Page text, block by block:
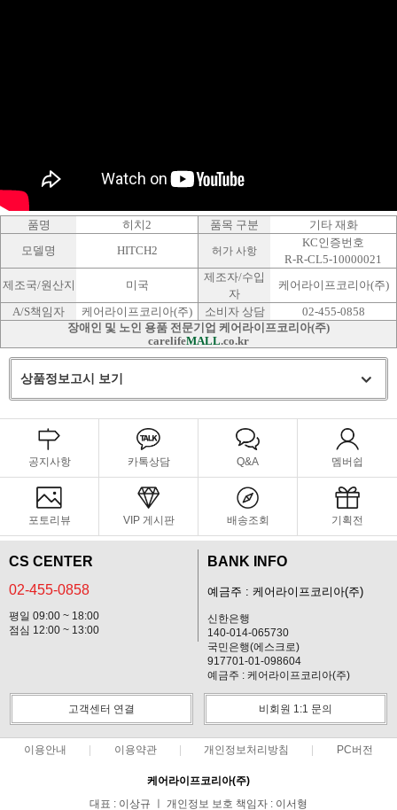
품명 히치2 품목 구분
기타 재화
모델명
HITCH2 허가 사항
KC인증번호
R-R-CL5-10000021
제조국/원산지
미국
제조자/수입
자
케어라이프코리아(주)
A/S책임자
케어라이프코리아(주) 소비자 상담
02-455-0858
장애인 및 노인 용품 전문기업 케어라이프코리아(주)
carelifeMALL.co.kr
상품정보고시 보기
공지사항 카톡상담 Q&A 멤버쉽
포토리뷰 VIP 게시판 배송조회 기획전
CS CENTER
02-455-0858
평일 09:00 ~ 18:00
점심 12:00 ~ 13:00
BANK INFO
예금주 : 케어라이프코리아(주)
신한은행
140-014-065730
국민은행(에스크로)
917701-01-098604
예금주 : 케어라이프코리아(주)
고객센터 연결 비회원 1:1 문의
이용안내 이용약관 개인정보처리방침 PC버전
케어라이프코리아(주)
대표 : 이상규 ㅣ 개인정보 보호 책임자 : 이서형